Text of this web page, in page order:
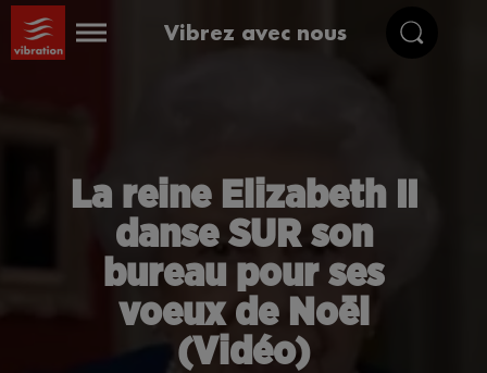
Vibrez avec nous
La reine Elizabeth II
danse SUR son
bureau pour ses
voeux de Noël
(Vidéo)